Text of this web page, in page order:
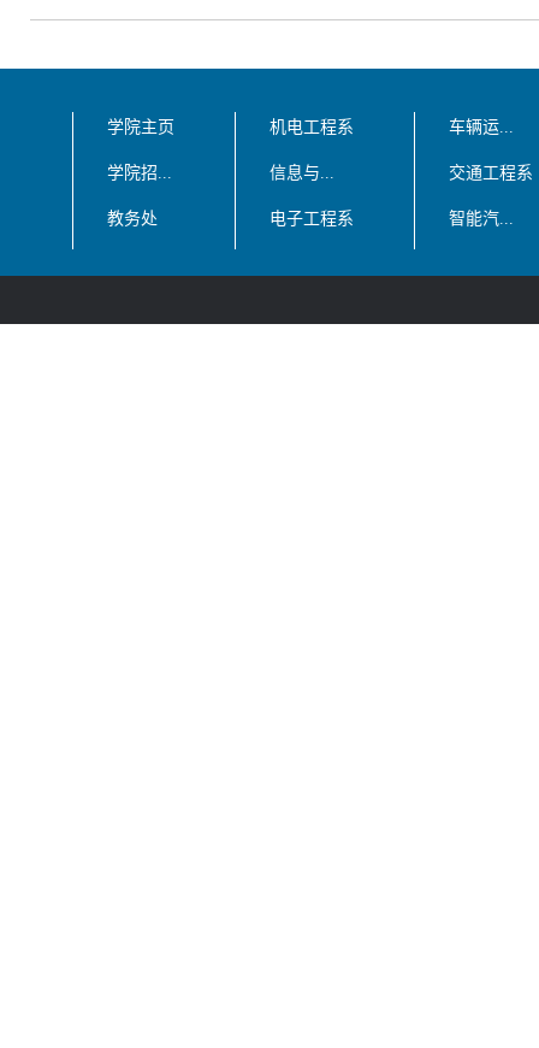
学院主页
学院招...
教务处
机电工程系
信息与...
电子工程系
车辆运...
交通工程系
智能汽...